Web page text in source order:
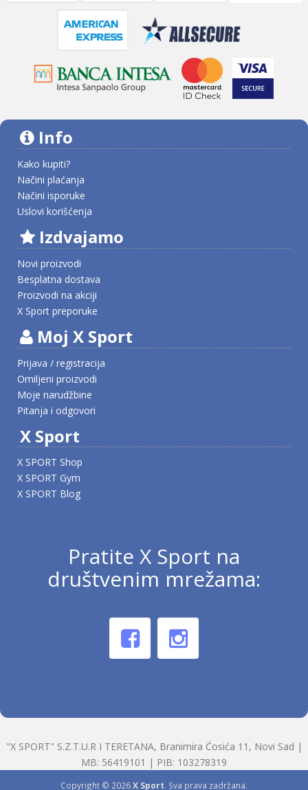
Info
Kako kupiti?
Načini plaćanja
Načini isporuke
Uslovi korišćenja
Izdvajamo
Novi proizvodi
Besplatna dostava
Proizvodi na akciji
X Sport preporuke
Moj X Sport
Prijava / registracija
Omiljeni proizvodi
Moje narudžbine
Pitanja i odgovori
X Sport
X SPORT Shop
X SPORT Gym
X SPORT Blog
Pratite X Sport na
društvenim mrežama:
"X SPORT" S.Z.T.U.R I TERETANA, Branimira Ćosića 11, Novi Sad |
MB: 56419101 | PIB: 103278319
Copyright © 2026X Sport. Sva prava zadržana.